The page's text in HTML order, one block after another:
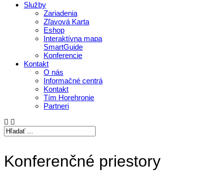
Služby
Zariadenia
Zľavová Karta
Eshop
Interaktívna mapa
SmartGuide
Konferencie
Kontakt
O nás
Informačné centrá
Kontakt
Tím Horehronie
Partneri
Konferenčné priestory